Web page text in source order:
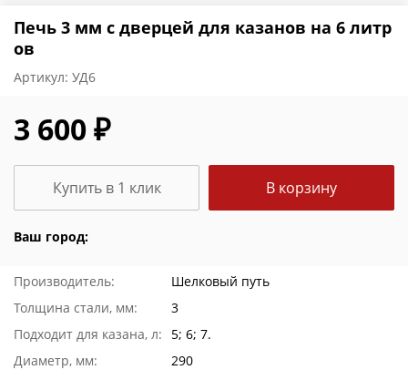
Печь 3 мм с дверцей для казанов на 6 литр
ов
Артикул: УД6
3 600 ₽
Ваш город:
В корзину
Купить в 1 клик
Производитель:
Шелковый путь
Толщина стали, мм:
3
Подходит для казана, л:
5; 6; 7.
Диаметр, мм:
290